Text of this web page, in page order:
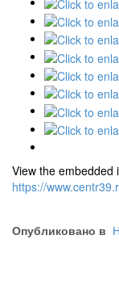
View the embedded
https://
Опубликовано в